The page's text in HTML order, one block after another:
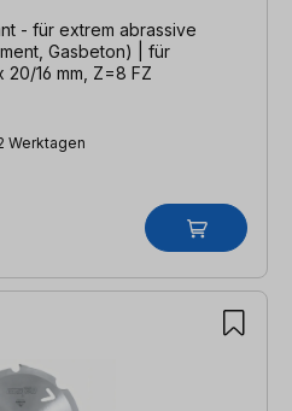
- für extrem abrassive
Gasbeton) | für
1,6 x 20/16 mm, Z=8 FZ
Werktagen